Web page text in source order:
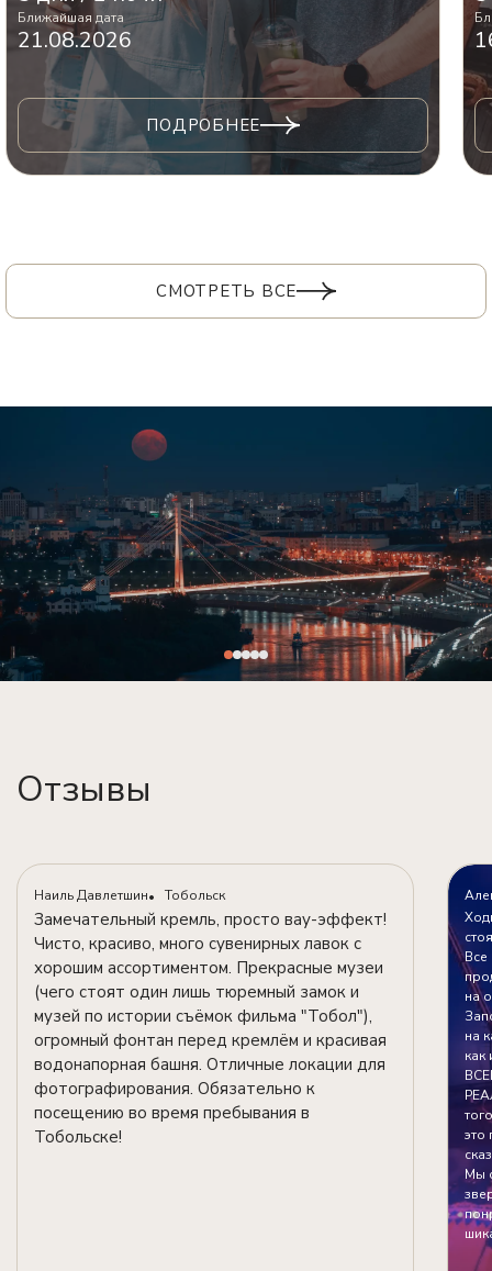
Ближайшая дата
21.08.2026
ПОДРОБНЕЕ
СМОТРЕТЬ ВСЕ
Отзывы
Наиль Давлетшин​ Тобольск
Замечательный кремль, просто вау-эффект!
Чисто, красиво, много сувенирных лавок с
хорошим ассортиментом. Прекрасные музеи
(чего стоят один лишь тюремный замок и
музей по истории съёмок фильма "Тобол"),
огромный фонтан перед кремлём и красивая
водонапорная башня. Отличные локации для
фотографирования. Обязательно к
посещению во время пребывания в
Тобольске!
Все
на
на
это
Мы